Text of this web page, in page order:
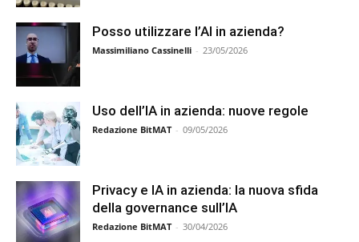
Posso utilizzare l’AI in azienda?
Massimiliano Cassinelli - 23/05/2026
Uso dell’IA in azienda: nuove regole
Redazione BitMAT - 09/05/2026
Privacy e IA in azienda: la nuova sfida
della governance sull’IA
Redazione BitMAT - 30/04/2026